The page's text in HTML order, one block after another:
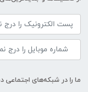
حافظه
ما را در شبکه‌های اجتماعی